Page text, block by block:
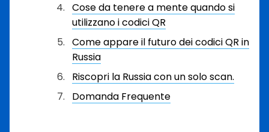
Cose da tenere a mente quando si
utilizzano i codici QR
Come appare il futuro dei codici QR in
Russia
Riscopri la Russia con un solo scan.
Domanda Frequente